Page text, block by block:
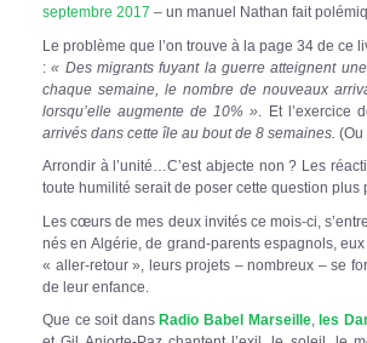
septembre 2017 – un manuel Nathan fait
Le problème que l’on trouve à la page 34 de ce
: « Des migrants fuyant la guerre atteignent
chaque semaine, le nombre de nouveaux
lorsqu’elle augmente de 10% »
. Et l’exercice
arrivés dans cette île au bout de 8 semaines. (Ou
Arrondir à l’unité…C’est abjecte non ? Les
toute humilité serait de poser cette question
Les cœurs de mes deux invités ce mois-ci,
nés en Algérie, de grand-parents espagnols,
« aller-retour », leurs projets – nombreux – se
de leur enfance.
Que ce soit dansRadio Babel Marseille,les